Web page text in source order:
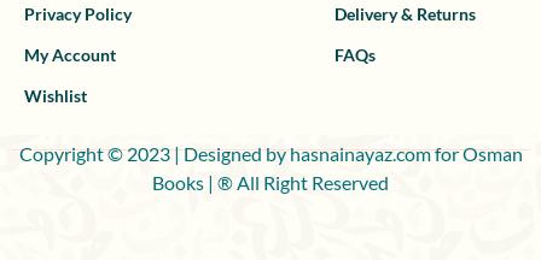
Privacy Policy
My Account
Wishlist
Delivery & Returns
FAQs
Copyright © 2023 | Designed by hasnainayaz.com for Osman
Books | ® All Right Reserved